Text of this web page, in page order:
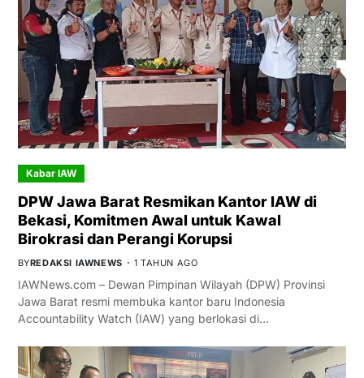
Kabar IAW
DPW Jawa Barat Resmikan Kantor IAW di
Bekasi, Komitmen Awal untuk Kawal
Birokrasi dan Perangi Korupsi
BYREDAKSI IAWNEWS 1 TAHUN AGO
IAWNews.com – Dewan Pimpinan Wilayah (DPW) Provinsi
Jawa Barat resmi membuka kantor baru Indonesia
Accountability Watch (IAW) yang berlokasi di…